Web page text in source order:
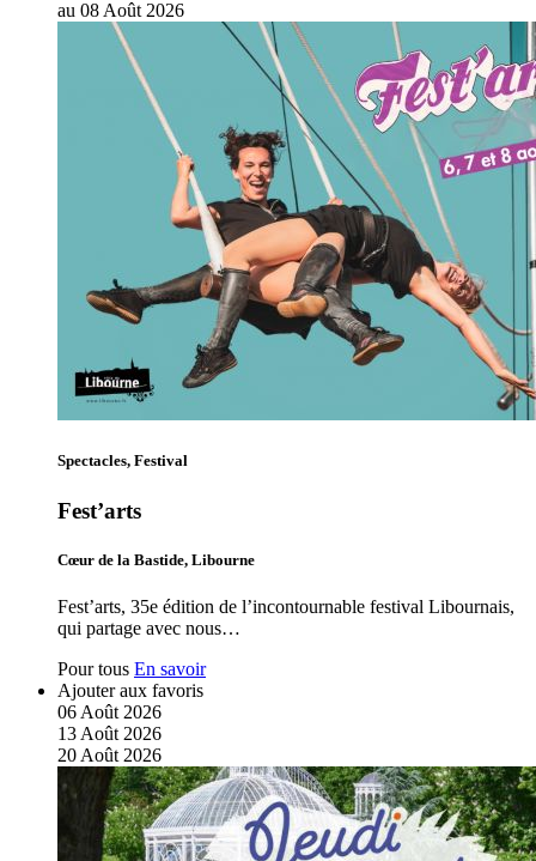
au 08 Août 2026
Spectacles, Festival
Fest’arts
Cœur de la Bastide, Libourne
Fest’arts, 35e édition de l’incontournable festival Libournais,
qui partage avec nous…
Pour tous En savoir
Ajouter aux favoris
06 Août 2026
13 Août 2026
20 Août 2026